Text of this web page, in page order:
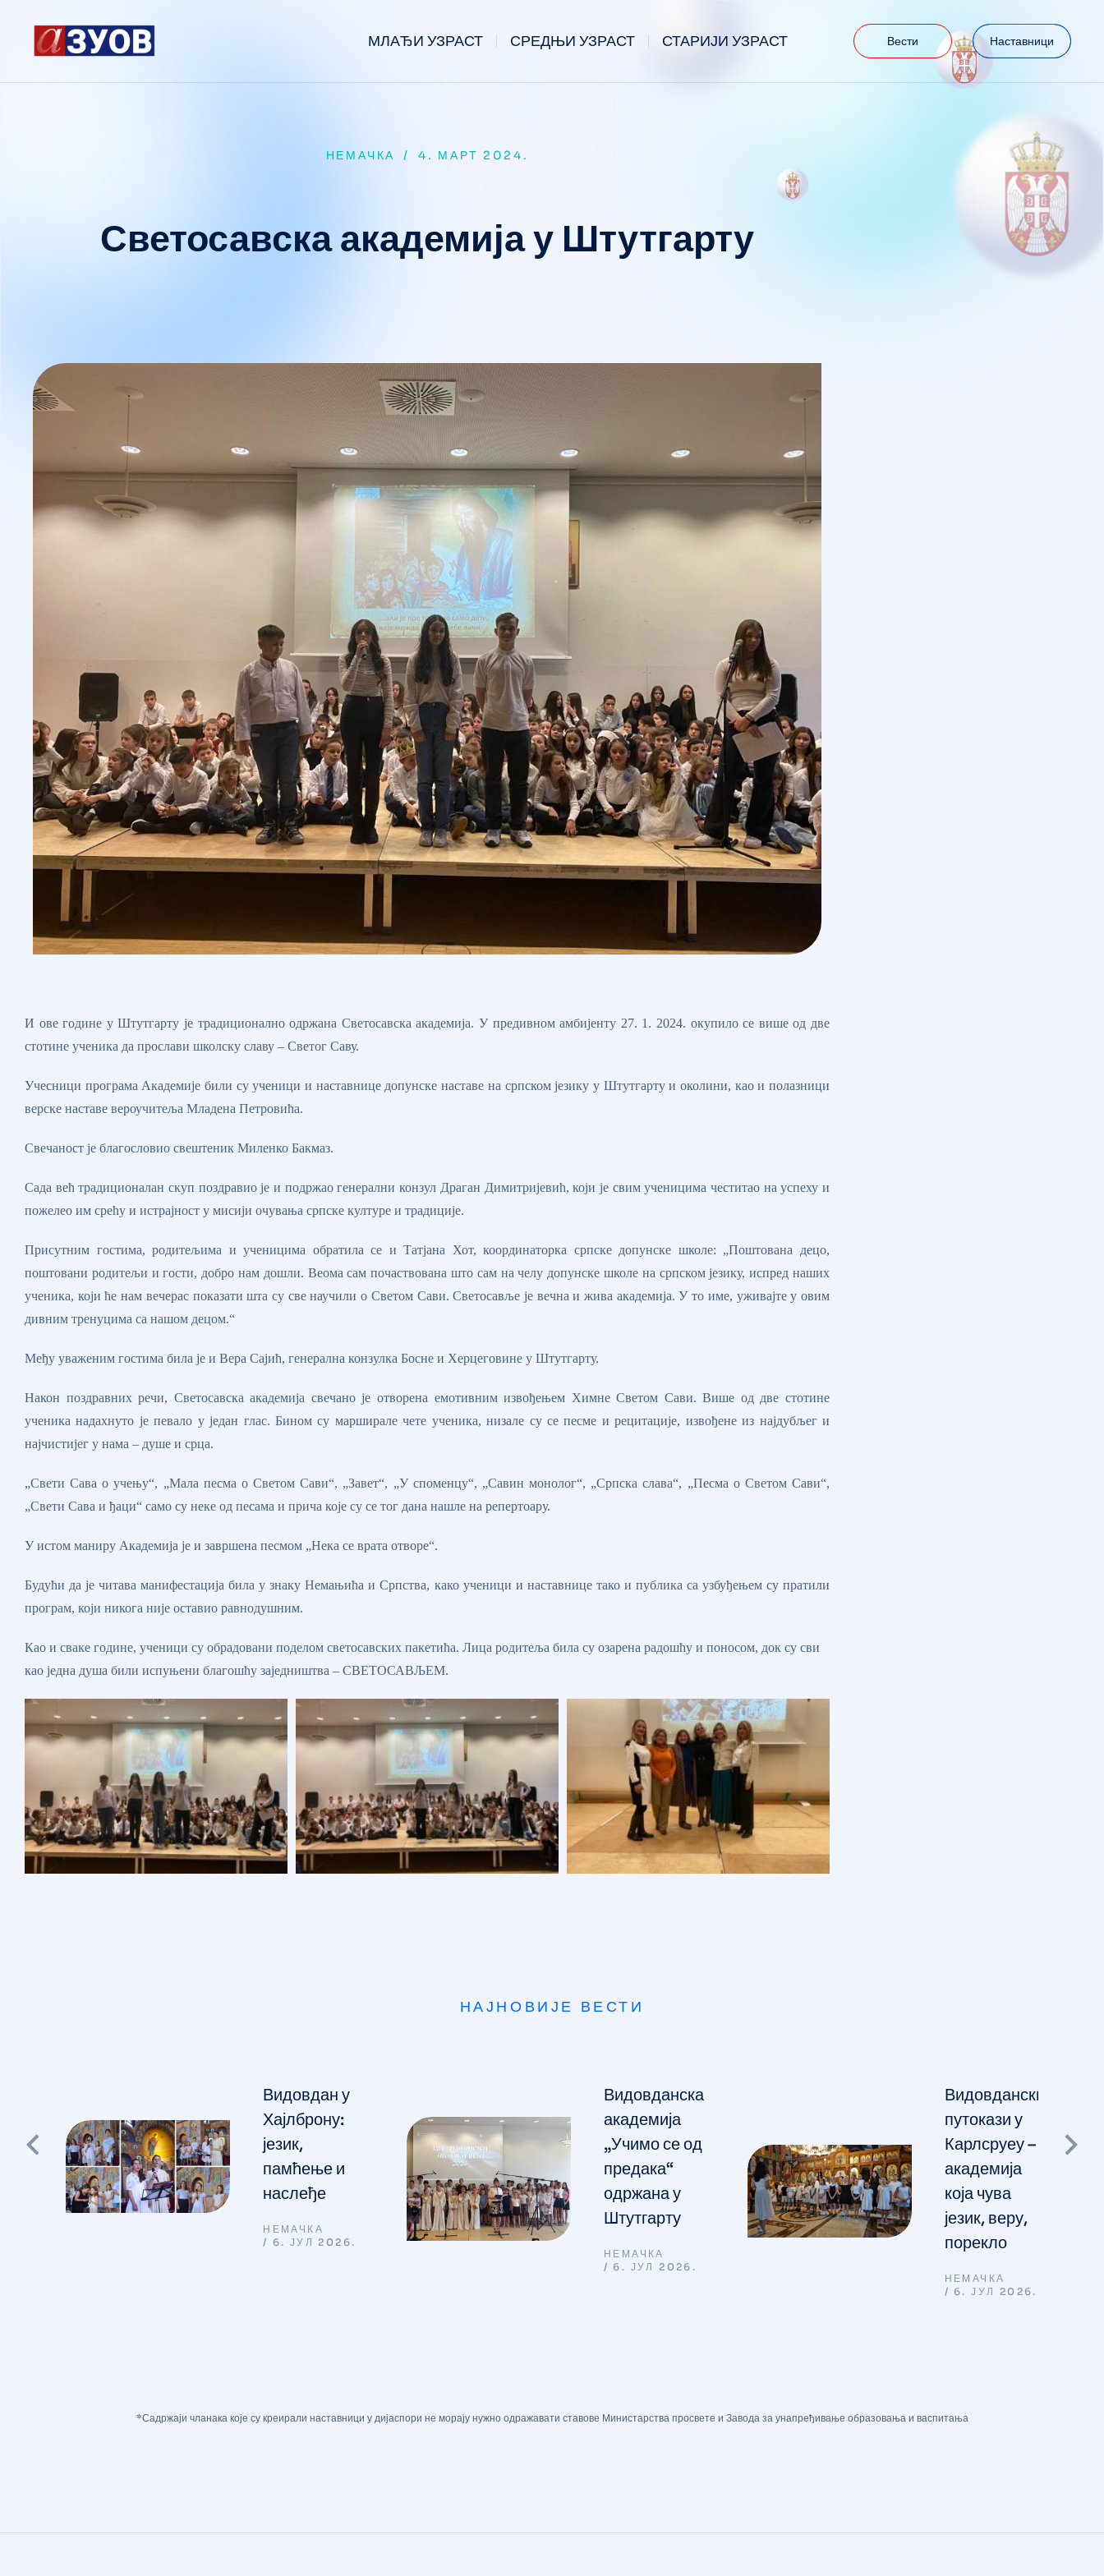
МЛАЂИ УЗРАСТ СРЕДЊИ УЗРАСТ СТАРИЈИ УЗРАСТ Вести Наставници
НЕМАЧКА / 4. МАРТ 2024.
Светосавска академија у Штутгарту
И ове године у Штутгарту је традиционално одржана Светосавска академија. У предивном амбијенту 27. 1. 2024. окупило се више од две
стотине ученика да прослави школску славу – Светог Саву.
Учесници програма Академије били су ученици и наставнице допунске наставе на српском језику у Штутгарту и околини, као и полазници
верске наставе вероучитеља Младена Петровића.
Свечаност је благословио свештеник Миленко Бакмаз.
Сада већ традиционалан скуп поздравио је и подржао генерални конзул Драган Димитријевић, који је свим ученицима честитао на успеху и
пожелео им срећу и истрајност у мисији очувања српске културе и традиције.
Присутним гостима, родитељима и ученицима обратила се и Татјана Хот, координаторка српске допунске школе: „Поштована децо,
поштовани родитељи и гости, добро нам дошли. Веома сам почаствована што сам на челу допунске школе на српском језику, испред наших
ученика, који ће нам вечерас показати шта су све научили о Светом Сави. Светосавље је вечна и жива академија. У то име, уживајте у овим
дивним тренуцима са нашом децом.“
Међу уваженим гостима била је и Вера Сајић, генерална конзулка Босне и Херцеговине у Штутгарту.
Након поздравних речи, Светосавска академија свечано је отворена емотивним извођењем Химне Светом Сави. Више од две стотине
ученика надахнуто је певало у један глас. Бином су марширале чете ученика, низале су се песме и рецитације, извођене из најдубљег и
најчистијег у нама – душе и срца.
„Свети Сава о учењу“, „Мала песма о Светом Сави“, „Завет“, „У споменцу“, „Савин монолог“, „Српска слава“, „Песма о Светом Сави“,
„Свети Сава и ђаци“ само су неке од песама и прича које су се тог дана нашле на репертоару.
У истом маниру Академија је и завршена песмом „Нека се врата отворе“.
Будући да је читава манифестација била у знаку Немањића и Српства, како ученици и наставнице тако и публика са узбуђењем су пратили
програм, који никога није оставио равнодушним.
Као и сваке године, ученици су обрадовани поделом светосавских пакетића. Лица родитеља била су озарена радошћу и поносом, док су сви
као једна душа били испуњени благошћу заједништва – СВЕТОСАВЉЕМ.
НАЈНОВИЈЕ ВЕСТИ
Видовдан у
Хајлброну:
језик,
памћење и
наслеђе
НЕМАЧКА
6. ЈУЛ 2026.
Видовданска
академија
„Учимо се од
предака“
одржана у
Штутгарту
НЕМАЧКА
6. ЈУЛ 2026.
Видовдански
путокази у
Карлсруеу –
академија
која чува
језик, веру,
порекло
НЕМАЧКА
6. ЈУЛ 2026.
*Садржаји чланака које су креирали наставници у дијаспори не морају нужно одражавати ставове Министарства просвете и Завода за унапређивање образовања и васпитања